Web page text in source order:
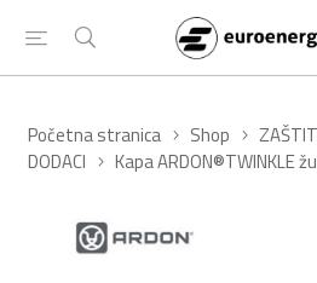
Početna stranica Shop
DODACI
Kapa ARDON®TWINKLE